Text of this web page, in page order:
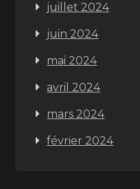
juillet 2024
juin 2024
mai 2024
avril 2024
mars 2024
février 2024